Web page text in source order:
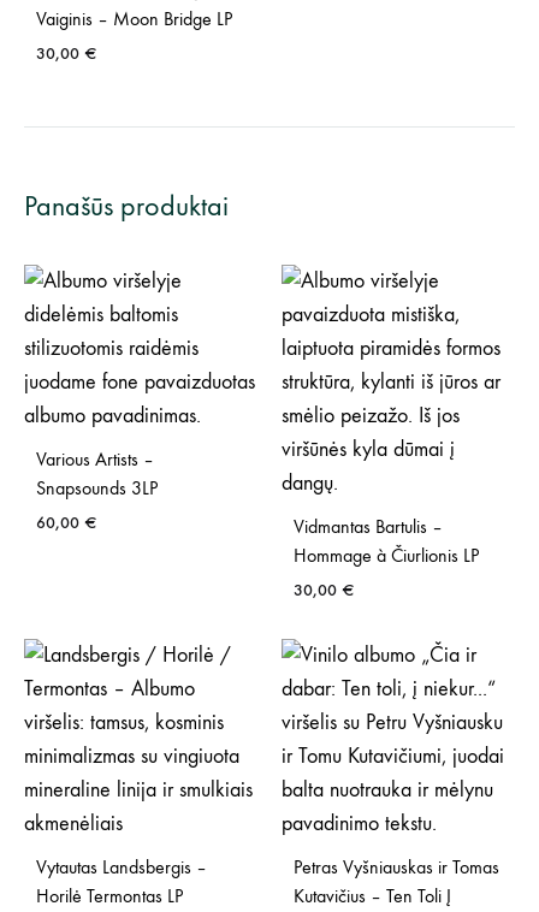
Vaiginis – Moon Bridge LP
30,00 €
Panašūs produktai
Various Artists –
Snapsounds 3LP
60,00 €
Vidmantas Bartulis –
Hommage à Čiurlionis LP
30,00 €
Vytautas Landsbergis –
Horilė Termontas LP
Petras Vyšniauskas ir Tomas
Kutavičius – Ten Toli Į